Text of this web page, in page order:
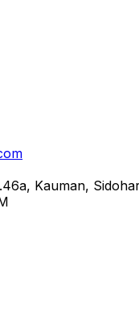
Kauman,
& Produk Unik di